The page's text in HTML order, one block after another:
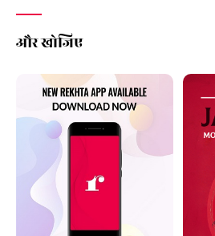
और खोजिए